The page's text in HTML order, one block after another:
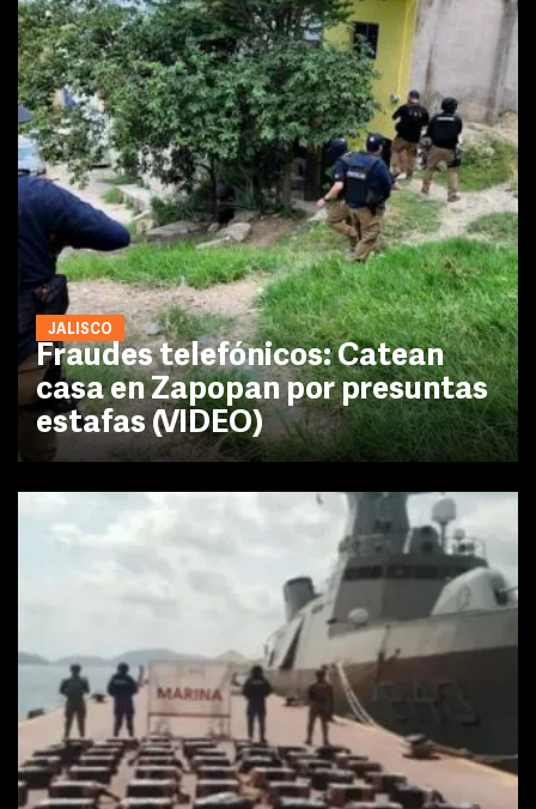
JALISCO
Fraudes telefónicos: Catean
casa en Zapopan por presuntas
estafas (VIDEO)